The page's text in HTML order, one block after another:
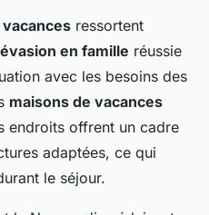
ressortent
évasion en famille réussie
avec les besoins des
maisons de vacances
endroits offrent un cadre
adaptées, ce qui
le séjour.